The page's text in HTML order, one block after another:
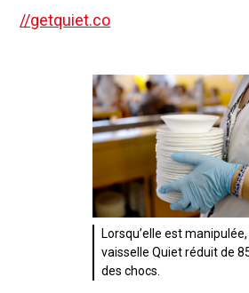
//getquiet.co
Lorsqu’elle est manipulée,
vaisselle Quiet réduit de
des chocs.